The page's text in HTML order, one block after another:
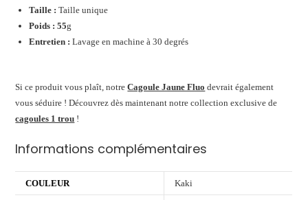
Taille : Taille unique
Poids : 55g
Entretien : Lavage en machine à 30 degrés
Si ce produit vous plaît, notreCagoule Jaune Fluo devrait également
vous séduire ! Découvrez dès maintenant notre collection exclusive de
cagoules 1 trou !
Informations complémentaires
COULEUR Kaki